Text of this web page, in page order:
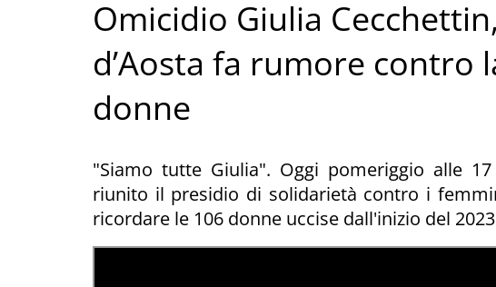
Omicidio Giulia
d’Aosta fa rumore contro
donne
"Siamo tutte Giulia". Oggi pomeriggio alle
riunito il presidio di solidarietà contro i
ricordare le 106 donne uccise dall'inizio del 2023